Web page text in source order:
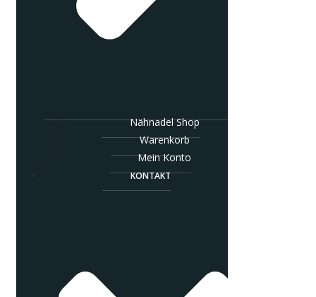
Nähnadel Shop
Warenkorb
Mein Konto
KONTAKT